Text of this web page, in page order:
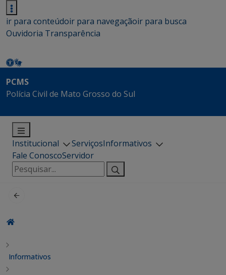
ir para conteúdoir para navegaçãoir para busca
Ouvidoria Transparência
PCMS
Polícia Civil de Mato Grosso do Sul
Institucional ServiçosInformativos
Fale ConoscoServidor
Pesquisar
por:
Informativos